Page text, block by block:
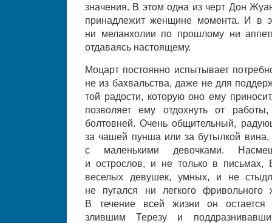
значения. В этом одна из черт Дон
принадлежит женщине момента. И в
ни меланхолии по прошлому ни
отдаваясь настоящему.
Моцарт постоянно испытывает
не из бахвальства, даже не для
той радости, которую оно ему
позволяет ему отдохнуть от
болтовней. Очень общительный,
за чашей пунша или за бутылкой вина,
с маленькими девочками.
и острослов, и не только в письмах,
веселых девушек, умных, и не
не пугался ни легкого фривольного
В течение всей жизни он остается
злившим Терезу и